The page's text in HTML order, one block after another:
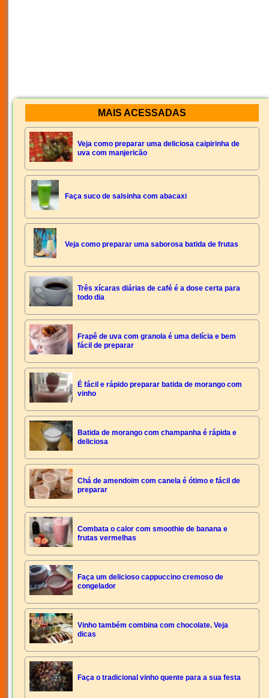
MAIS ACESSADAS
Veja como preparar uma deliciosa caipirinha de
uva com manjericão
Faça suco de salsinha com abacaxi
Veja como preparar uma saborosa batida de frutas
Três xícaras diárias de café é a dose certa para
todo dia
Frapê de uva com granola é uma delícia e bem
fácil de preparar
É fácil e rápido preparar batida de morango com
vinho
Batida de morango com champanha é rápida e
deliciosa
Chá de amendoim com canela é ótimo e fácil de
preparar
Combata o calor com smoothie de banana e
frutas vermelhas
Faça um delicioso cappuccino cremoso de
congelador
Vinho também combina com chocolate. Veja
dicas
Faça o tradicional vinho quente para a sua festa